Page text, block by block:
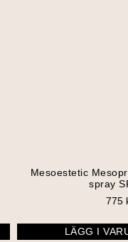
Mesoestetic
spray
775
LÄGG I